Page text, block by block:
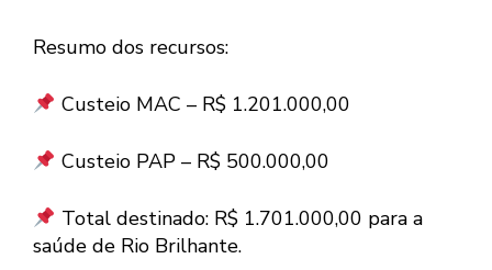
Resumo dos recursos:
Custeio MAC – R$ 1.201.000,00
Custeio PAP – R$ 500.000,00
Total destinado: R$ 1.701.000,00 para a
saúde de Rio Brilhante.